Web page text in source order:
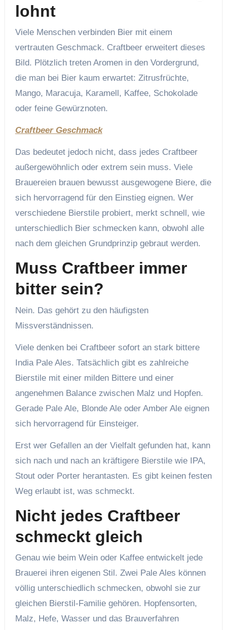
lohnt
Viele Menschen verbinden Bier mit einem
vertrauten Geschmack. Craftbeer erweitert dieses
Bild. Plötzlich treten Aromen in den Vordergrund,
die man bei Bier kaum erwartet: Zitrusfrüchte,
Mango, Maracuja, Karamell, Kaffee, Schokolade
oder feine Gewürznoten.
Craftbeer Geschmack
Das bedeutet jedoch nicht, dass jedes Craftbeer
außergewöhnlich oder extrem sein muss. Viele
Brauereien brauen bewusst ausgewogene Biere, die
sich hervorragend für den Einstieg eignen. Wer
verschiedene Bierstile probiert, merkt schnell, wie
unterschiedlich Bier schmecken kann, obwohl alle
nach dem gleichen Grundprinzip gebraut werden.
Muss Craftbeer immer
bitter sein?
Nein. Das gehört zu den häufigsten
Missverständnissen.
Viele denken bei Craftbeer sofort an stark bittere
India Pale Ales. Tatsächlich gibt es zahlreiche
Bierstile mit einer milden Bittere und einer
angenehmen Balance zwischen Malz und Hopfen.
Gerade Pale Ale, Blonde Ale oder Amber Ale eignen
sich hervorragend für Einsteiger.
Erst wer Gefallen an der Vielfalt gefunden hat, kann
sich nach und nach an kräftigere Bierstile wie IPA,
Stout oder Porter herantasten. Es gibt keinen festen
Weg erlaubt ist, was schmeckt.
Nicht jedes Craftbeer
schmeckt gleich
Genau wie beim Wein oder Kaffee entwickelt jede
Brauerei ihren eigenen Stil. Zwei Pale Ales können
völlig unterschiedlich schmecken, obwohl sie zur
gleichen Bierstil-Familie gehören. Hopfensorten,
Malz, Hefe, Wasser und das Brauverfahren